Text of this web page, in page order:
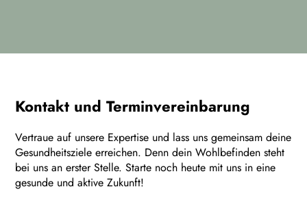
Kontakt und Terminvereinbarung
Vertraue auf unsere Expertise und lass uns gemeinsam deine
Gesundheitsziele erreichen. Denn dein Wohlbefinden steht
bei uns an erster Stelle. Starte noch heute mit uns in eine
gesunde und aktive Zukunft!